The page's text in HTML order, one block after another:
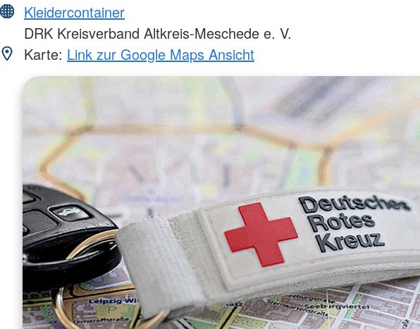
Kleidercontainer
DRK Kreisverband Altkreis-Meschede e. V.
Karte: Link zur Google Maps Ansicht